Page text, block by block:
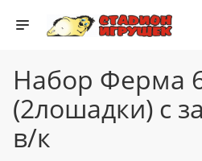
Набор Ферма
(2лошадки) с
в/к